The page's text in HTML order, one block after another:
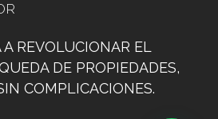
REVOLUCIONAR EL
DE PROPIEDADES,
COMPLICACIONES.